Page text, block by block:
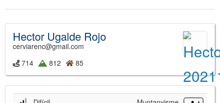
Hector Ugalde Rojo
cerviarenc@gmail.com
714
812 85